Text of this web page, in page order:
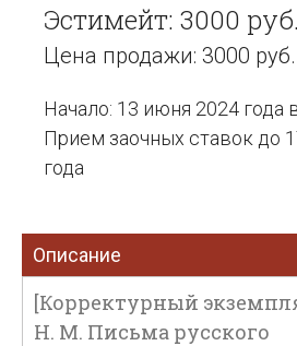
Эстимейт: 3000 руб.
Цена продажи: 3000 руб.
Начало: 13 июня 2024 года
Прием заочных ставок до
года
Описание
[Корректурный
Н. М. Письма русского